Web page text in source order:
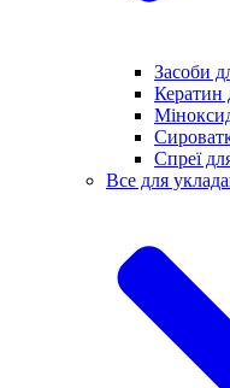
Засоби
Кератин
Спреї
Все для